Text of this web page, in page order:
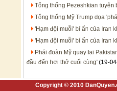
Tổng thống Pezeshkian
Tổng thống Mỹ Trump dọa
'Hạm đội muỗi' bí ẩn của Iran
'Hạm đội muỗi' bí ẩn của Iran
Phái đoàn Mỹ quay lại
đầu đến hơi thở cuối cùng' (19-
Copyright © 2010